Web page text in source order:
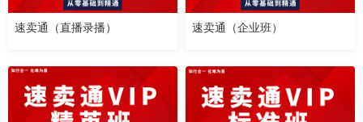
速卖通（直播录播） 速卖通（企业班）